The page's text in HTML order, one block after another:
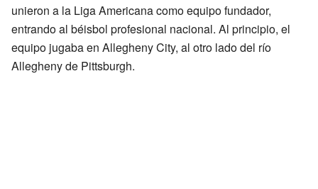
unieron a la Liga Americana como equipo fundador,
entrando al béisbol profesional nacional. Al principio, el
equipo jugaba en Allegheny City, al otro lado del río
Allegheny de Pittsburgh.